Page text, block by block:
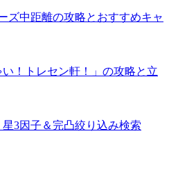
ズ中距離の攻略とおすすめキャ
！トレセン軒！」の攻略と立
3因子＆完凸絞り込み検索